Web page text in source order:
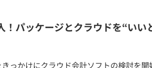
！パッケージとクラウドを“いい
っかけにクラウド会計ソフトの検討を開